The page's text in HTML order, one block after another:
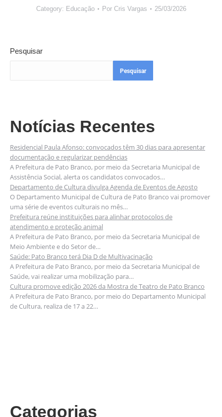
Category: Educação Por Cris Vargas 25/03/2026
Pesquisar
Pesquisar
Notícias Recentes
Residencial Paula Afonso: convocados têm 30 dias para apresentar
documentação e regularizar pendências
A Prefeitura de Pato Branco, por meio da Secretaria Municipal de
Assistência Social, alerta os candidatos convocados…
Departamento de Cultura divulga Agenda de Eventos de Agosto
O Departamento Municipal de Cultura de Pato Branco vai promover
uma série de eventos culturais no mês…
Prefeitura reúne instituições para alinhar protocolos de
atendimento e proteção animal
A Prefeitura de Pato Branco, por meio da Secretaria Municipal de
Meio Ambiente e do Setor de…
Saúde: Pato Branco terá Dia D de Multivacinação
A Prefeitura de Pato Branco, por meio da Secretaria Municipal de
Saúde, vai realizar uma mobilização para…
Cultura promove edição 2026 da Mostra de Teatro de Pato Branco
A Prefeitura de Pato Branco, por meio do Departamento Municipal
de Cultura, realiza de 17 a 22…
Categorias